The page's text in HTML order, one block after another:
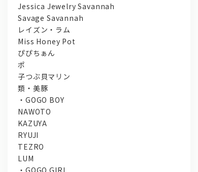
Jessica Jewelry Savannah
Savage Savannah
レイズン・ラム
Miss Honey Pot
ぴぴちぁん
ポ
子つぶ貝マリン
類・美豚
・GOGO BOY
NAWOTO
KAZUYA
RYUJI
TEZRO
LUM
・GOGO GIRL